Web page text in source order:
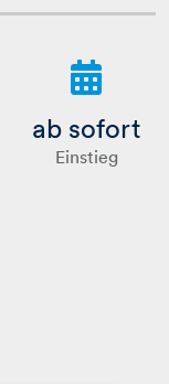
ab sofort
Einstieg